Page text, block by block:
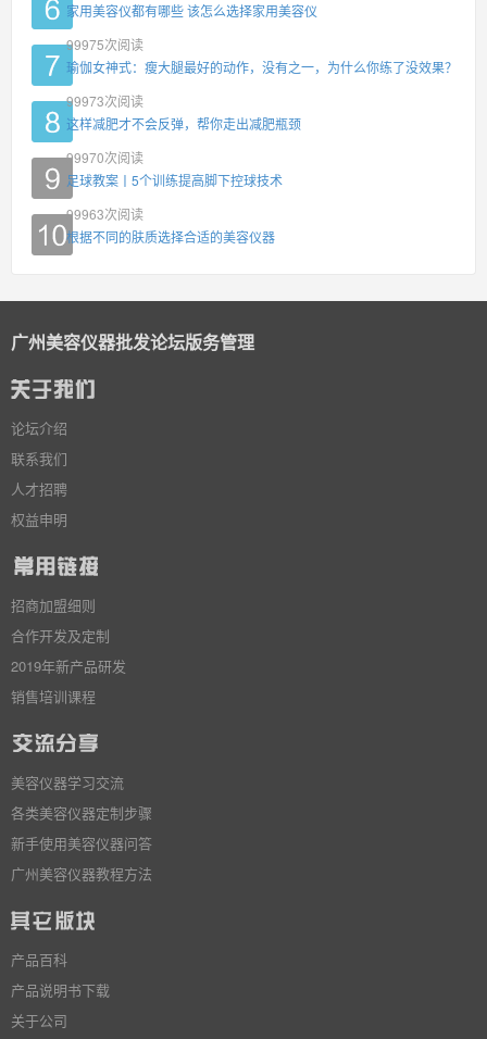
家用美容仪都有哪些 该怎么选择家用美容仪
99975次阅读
瑜伽女神式：瘦大腿最好的动作，没有之一，为什么你练了没效果？
99973次阅读
这样减肥才不会反弹，帮你走出减肥瓶颈
99970次阅读
足球教案丨5个训练提高脚下控球技术
99963次阅读
根据不同的肤质选择合适的美容仪器
广州美容仪器批发论坛版务管理
论坛介绍
联系我们
人才招聘
权益申明
招商加盟细则
合作开发及定制
2019年新产品研发
销售培训课程
美容仪器学习交流
各类美容仪器定制步骤
新手使用美容仪器问答
广州美容仪器教程方法
产品百科
产品说明书下载
关于公司